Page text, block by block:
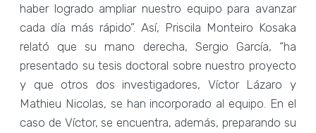
haber logrado ampliar nuestro equipo para avanzar
cada día más rápido”. Así, Priscila Monteiro Kosaka
relató que su mano derecha, Sergio García, “ha
presentado su tesis doctoral sobre nuestro proyecto
y que otros dos investigadores, Víctor Lázaro y
Mathieu Nicolas, se han incorporado al equipo. En el
caso de Víctor, se encuentra, además, preparando su